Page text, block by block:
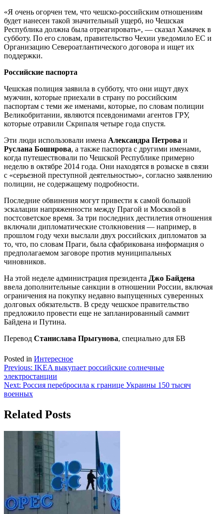
«Я очень огорчен тем, что чешско-российским отношениям
будет нанесен такой значительный ущерб, но Чешская
Республика должна была отреагировать», — сказал Хамачек в
субботу. По его словам, правительство Чехии уведомило ЕС и
Организацию Североатлантического договора и ищет их
поддержки.
Российские паспорта
Чешская полиция заявила в субботу, что они ищут двух
мужчин, которые приехали в страну по российским
паспортам с теми же именами, которые, по словам полиции
Великобритании, являются псевдонимами агентов ГРУ,
которые отравили Скрипаля четыре года спустя.
Эти люди использовали имена Александра Петрова и
Руслана Боширова, а также паспорта с другими именами,
когда путешествовали по Чешской Республике примерно
неделю в октябре 2014 года. Они находятся в розыске в связи
с «серьезной преступной деятельностью», согласно заявлению
полиции, не содержащему подробности.
Последние обвинения могут привести к самой большой
эскалации напряженности между Прагой и Москвой в
постсоветское время. За три последних дестилетия отношения
включали дипломатические столкновения — например, в
прошлом году чехи выслали двух российских дипломатов за
то, что, по словам Праги, была сфабрикована информация о
предполагаемом заговоре против муниципальных
чиновников.
На этой неделе администрация президента Джо Байдена
ввела дополнительные санкции в отношении России, включая
ограничения на покупку недавно выпущенных суверенных
долговых обязательств. В среду чешское правительство
предложило провести еще не запланированный саммит
Байдена и Путина.
Перевод Станислава Прыгунова, специально для БВ
Posted in Интересное
Навигация
по
записям
Previous: IKEA выкупает российские солнечные
электростанции
Next: Россия перебросила к границе Украины 150 тысяч
военных
Related Posts